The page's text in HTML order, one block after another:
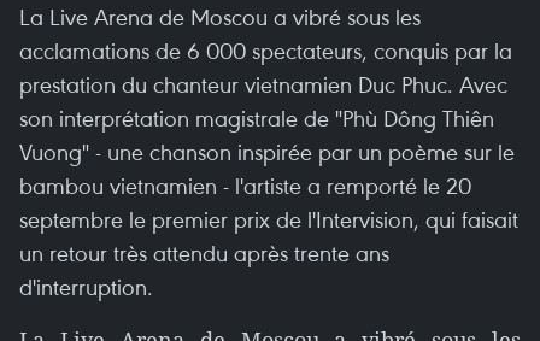
La Live Arena de Moscou a vibré sous les
acclamations de 6 000 spectateurs, conquis par la
prestation du chanteur vietnamien Duc Phuc. Avec
son interprétation magistrale de "Phù Dông Thiên
Vuong" - une chanson inspirée par un poème sur le
bambou vietnamien - l'artiste a remporté le 20
septembre le premier prix de l'Intervision, qui faisait
un retour très attendu après trente ans
d'interruption.